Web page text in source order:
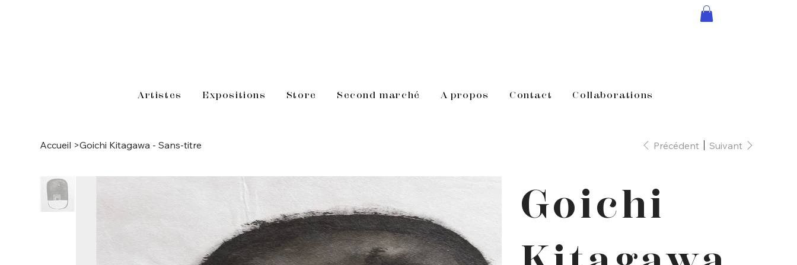
Artistes Expositions Store Second marché A propos Contact Collaborations
Accueil >Goichi Kitagawa - Sans-titre Précédent Suivant
Goichi